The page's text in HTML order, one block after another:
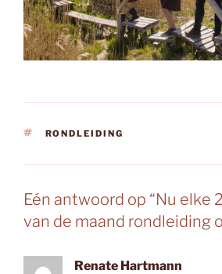
TAGS
RONDLEIDING
Eén antwoord op “Nu elke
van de maand rondleiding
Renate Hartmann